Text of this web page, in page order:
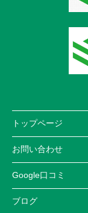
トップページ
お問い合わせ
Google口コミ
ブログ